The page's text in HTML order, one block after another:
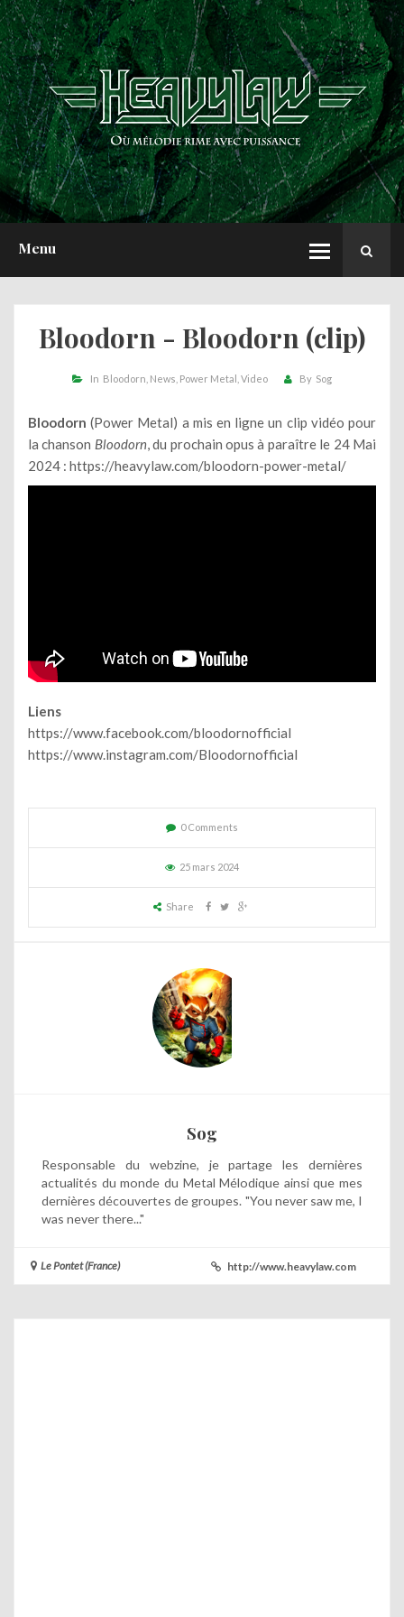
Menu
ACCUEIL
NEWS
CHRONIQUES
INTERVIEWS
REPORTS
A PROPOS
Bloodorn - Bloodorn (clip)
In Bloodorn News Power Metal Video By Sog
Bloodorn (Power Metal) a mis en ligne un clip vidéo pour
la chanson Bloodorn, du prochain opus à paraître le 24 Mai
2024 : https://heavylaw.com/bloodorn-power-metal/
Liens
https://www.facebook.com/bloodornofficial
https://www.instagram.com/Bloodornofficial
0 Comments
25 mars 2024
Share
Sog
Responsable du webzine, je partage les dernières
actualités du monde du Metal Mélodique ainsi que mes
dernières découvertes de groupes. "You never saw me, I
was never there..."
Le Pontet (France) http://www.heavylaw.com